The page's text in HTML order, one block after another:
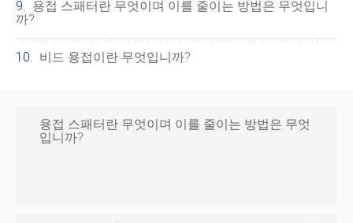
용접 스패터란 무엇이며 이를 줄이는 방법은 무엇입니
까?
비드 용접이란 무엇입니까?
용접 스패터란 무엇이며 이를 줄이는 방법은 무엇
입니까?